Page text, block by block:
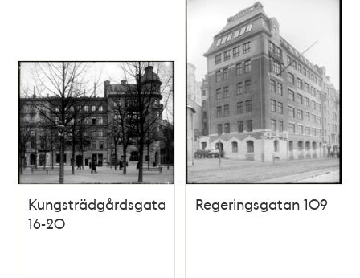
Kungsträdgårdsgatan
16-20
Regeringsgatan 109